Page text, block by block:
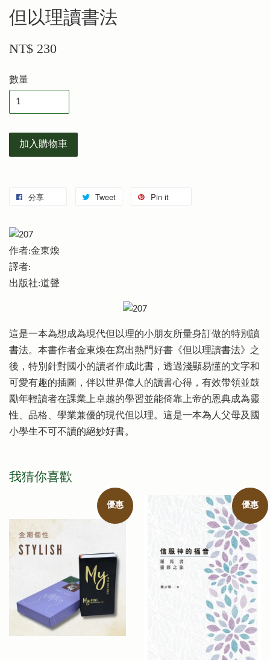
但以理讀書法
NT$ 230
數量
加入購物車
分享 Tweet Pin it
作者:金東煥
譯者:
出版社:道聲
這是一本為想成為現代但以理的小朋友所量身訂做的特別讀
書法。本書作者金東煥在寫出熱門好書《但以理讀書法》之
後，特別針對國小的讀者作成此書，透過淺顯易懂的文字和
可愛有趣的插圖，伴以世界偉人的讀書心得，有效帶領並鼓
勵年輕讀者在課業上卓越的學習並能倚靠上帝的恩典成為靈
性、品格、學業兼優的現代但以理。這是一本為人父母及國
小學生不可不讀的絕妙好書。
我猜你喜歡
優惠 優惠